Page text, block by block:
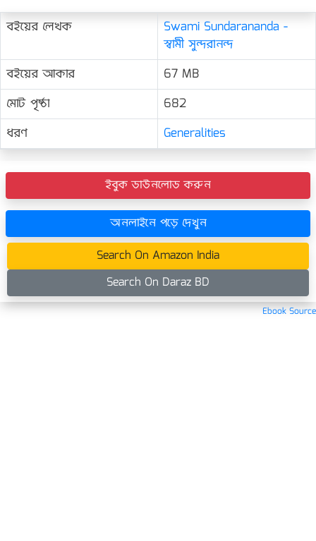
বইয়ের লেখক
Swami Sundarananda -
স্বামী সুন্দরানন্দ
বইয়ের আকার
67 MB
মোট পৃষ্ঠা
682
ধরণ
Generalities
ইবুক ডাউনলোড করুন
অনলাইনে পড়ে দেখুন
Search On Amazon India
Search On Daraz BD
Ebook Source